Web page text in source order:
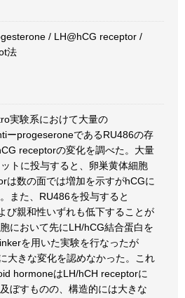
/ LH@hCG receptor /
法
実験系におけて大量の
ーprogeseroneであるRU486の存
receptorの変化を調べた。大量
トに投与すると、卵巣黄体細胞
は数の面では増加を示すがhCGに
また、RU486を投与すると
び親和性いずれも低下することが
において先にLH/hCG結合蛋白を
を用いた実験を行なったが
大きな変化を認めなかった。これ
hormoneはLH/hCH receptorに
ぼすものの、構造的には大きな